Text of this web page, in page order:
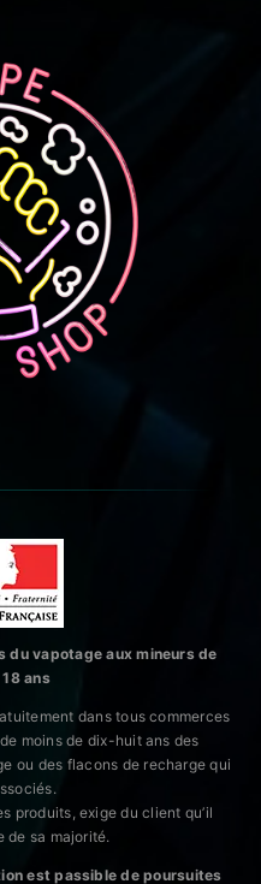
vapotage aux mineurs de
ans
dans tous commerces
moins de dix-huit ans des
ou des flacons de recharge qui
produits, exige du client qu’il
de sa majorité.
est passible de poursuites